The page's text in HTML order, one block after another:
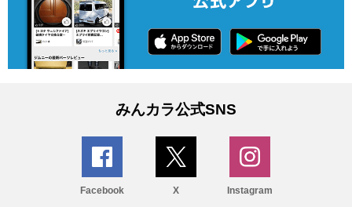
みんカラ公式SNS
Facebook X Instagram